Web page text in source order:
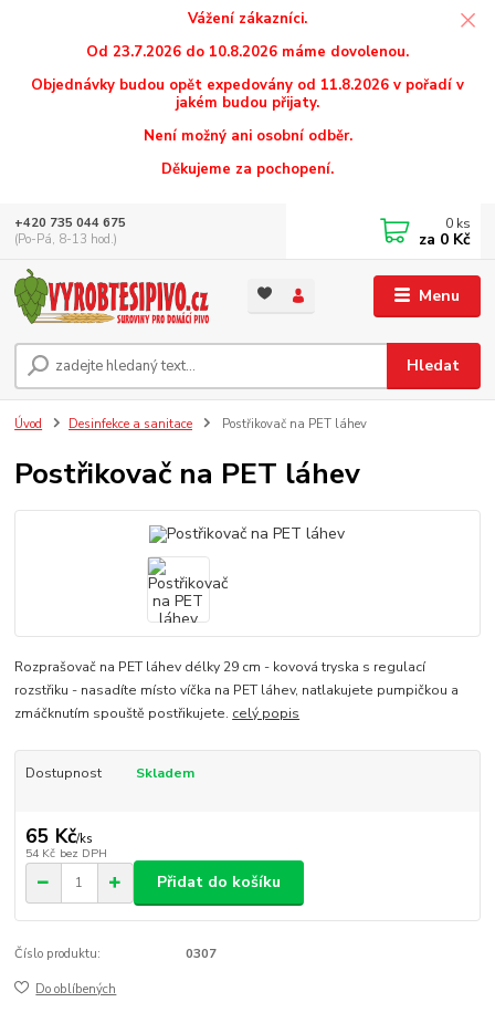
Vážení zákazníci.
Od 23.7.2026 do 10.8.2026 máme dovolenou.
Objednávky budou opět expedovány od 11.8.2026 v pořadí v
jakém budou přijaty.
Není možný ani osobní odběr.
Děkujeme za pochopení.
Menu
Hledat
+420 735 044 675
(Po-Pá, 8-13 hod.)
0 ks
za 0 Kč
Úvod Desinfekce a sanitace Postřikovač na PET láhev
Postřikovač na PET láhev
Rozprašovač na PET láhev délky 29 cm - kovová tryska s regulací
rozstřiku - nasadíte místo víčka na PET láhev, natlakujete pumpičkou a
zmáčknutím spouště postřikujete. celý popis
Dostupnost Skladem
65 Kč/ks
54 Kč bez DPH
Přidat do košíku
Číslo produktu: 0307
Do oblíbených